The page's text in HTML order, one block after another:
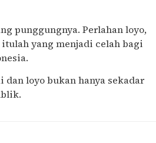
punggungnya. Perlahan loyo,
yang menjadi celah bagi
loyo bukan hanya sekadar